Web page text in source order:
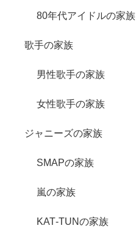
80年代アイドルの家族
歌手の家族
男性歌手の家族
女性歌手の家族
ジャニーズの家族
SMAPの家族
嵐の家族
KAT‐TUNの家族